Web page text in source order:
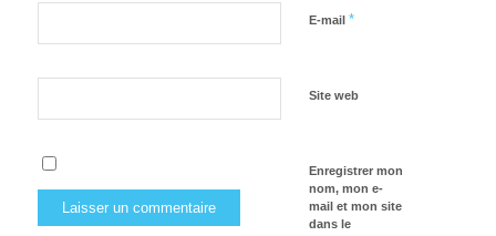
E-mail *
Site web
Enregistrer mon
nom, mon e-
mail et mon site
dans le